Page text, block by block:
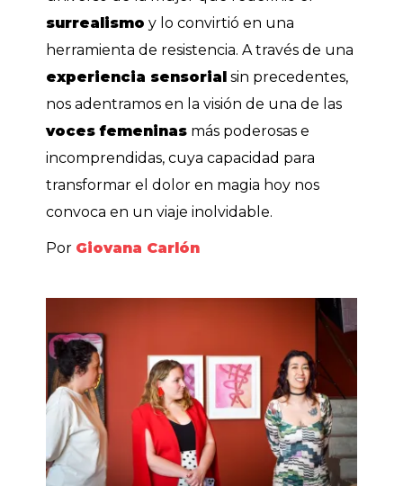
surrealismo y lo convirtió en una
herramienta de resistencia. A través de una
experiencia sensorial sin precedentes,
nos adentramos en la visión de una de las
voces femeninas más poderosas e
incomprendidas, cuya capacidad para
transformar el dolor en magia hoy nos
convoca en un viaje inolvidable.
Por Giovana Carlón